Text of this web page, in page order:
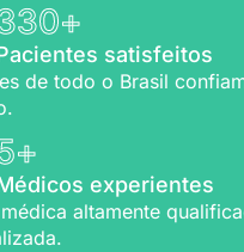
+
satisfeitos
de todo o Brasil
+
experientes
altamente